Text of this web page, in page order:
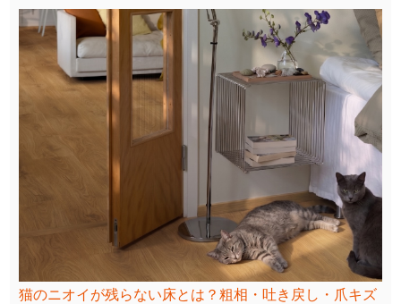
猫のニオイが残らない床とは？粗相・吐き戻し・爪キズ